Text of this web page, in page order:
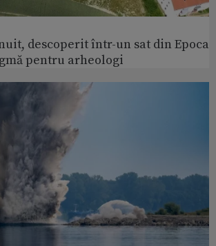
descoperit într-un sat din Epoca
pentru arheologi